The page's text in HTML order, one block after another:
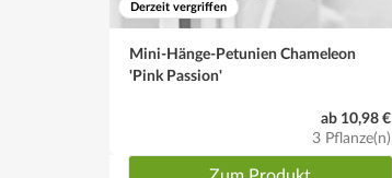
Derzeit vergriffen
Mini-Hänge-Petunien Chameleon
'Pink Passion'
ab 10,98 €
3 Pflanze(n)